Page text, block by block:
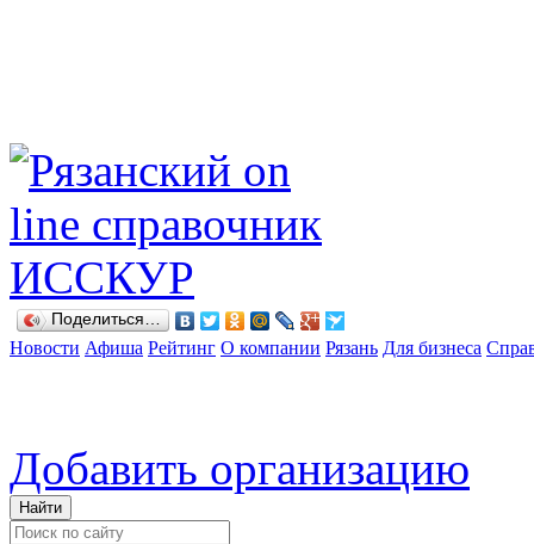
Поделиться…
Новости Афиша Рейтинг О компании Рязань Для бизнеса
Добавить организацию